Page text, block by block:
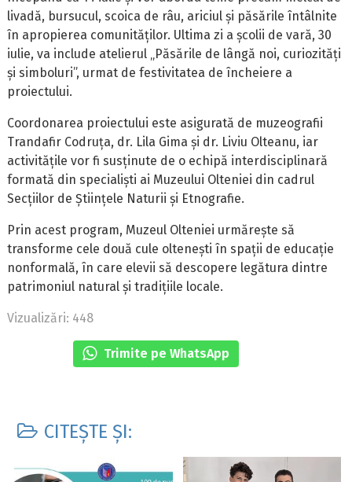
livadă, bursucul, scoica de râu, ariciul și păsările întâlnite
în apropierea comunităților. Ultima zi a școlii de vară, 30
iulie, va include atelierul „Păsările de lângă noi, curiozități
și simboluri”, urmat de festivitatea de încheiere a
proiectului.
Coordonarea proiectului este asigurată de muzeografii
Trandafir Codruța, dr. Lila Gima și dr. Liviu Olteanu, iar
activitățile vor fi susținute de o echipă interdisciplinară
formată din specialiști ai Muzeului Olteniei din cadrul
Secțiilor de Științele Naturii și Etnografie.
Prin acest program, Muzeul Olteniei urmărește să
transforme cele două cule oltenești în spații de educație
nonformală, în care elevii să descopere legătura dintre
patrimoniul natural și tradițiile locale.
Vizualizări: 448
Trimite pe WhatsApp
CITEȘTE ȘI: